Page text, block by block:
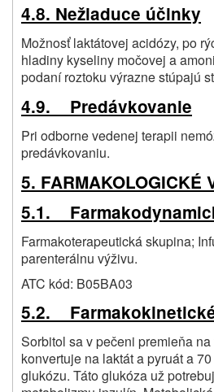
4.8. Nežiaduce účinky
Možnosť laktátovej acidózy, po
hladiny kyseliny močovej a
podaní roztoku výrazne stúpajú
4.9. Predávkovanie
Pri odborne vedenej terapii
predávkovaniu.
5. FARMAKOLOGICKÉ
5.1.
Farmakoterapeutická skupina;
parenterálnu výživu.
ATC kód: B05BA03
5.2.
Sorbitol sa v pečeni premieňa
konvertuje na laktát a pyruát a
glukózu. Táto glukóza už